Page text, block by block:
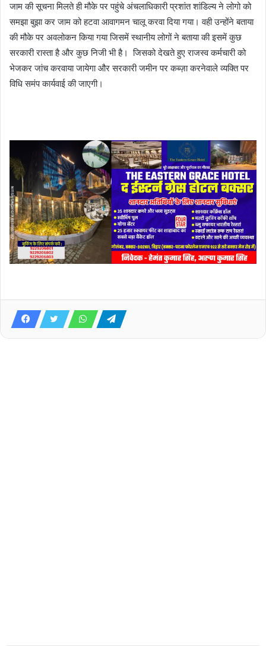
जाम की सूचना मिलते ही मौके पर पहुंचे अंचलाधिकारी प्रशांत शांडिल्य ने लोगो को
समझा बुझा कर जाम को हटवा आवागमन चालू करवा दिया गया। वही उन्होंने बताया
की मौके पर अवलोकन किया गया जिसमें स्थानीय लोगों ने बताया की इसमें कुछ
सरकारी रास्ता है और कुछ निजी भी है। जिसको देखते हुए राजस्व कर्मचारी को
भेजकर जांच करवाया जायेगा और सरकारी जमीन पर कब्ज़ा करनेवाले व्यक्ति पर
विधि समंप कार्यवाई की जाएगी।